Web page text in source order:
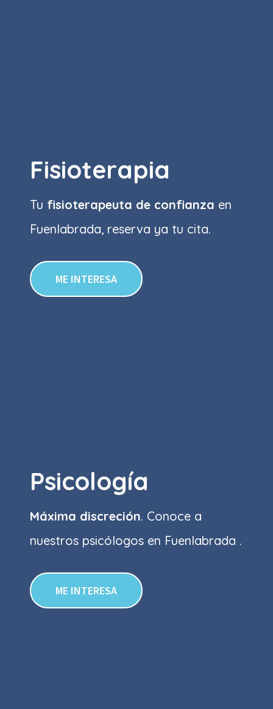
Fisioterapia
Tu fisioterapeuta de confianza en
Fuenlabrada, reserva ya tu cita.
ME INTERESA
Psicología
Máxima discreción. Conoce a
nuestros psicólogos en Fuenlabrada .
ME INTERESA